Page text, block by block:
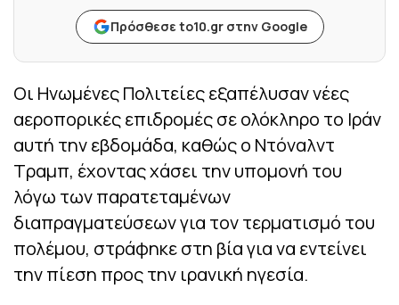
Πρόσθεσε to10.gr στην Google
Οι Ηνωμένες Πολιτείες εξαπέλυσαν νέες
αεροπορικές επιδρομές σε ολόκληρο το Ιράν
αυτή την εβδομάδα, καθώς ο Ντόναλντ
Τραμπ, έχοντας χάσει την υπομονή του
λόγω των παρατεταμένων
διαπραγματεύσεων για τον τερματισμό του
πολέμου, στράφηκε στη βία για να εντείνει
την πίεση προς την ιρανική ηγεσία.